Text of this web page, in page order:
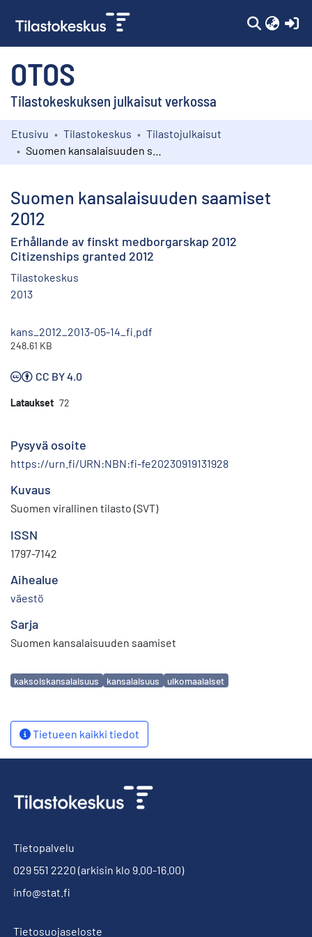
OTOS
Tilastokeskuksen julkaisut verkossa
Kokoelmat
Etusivu Tilastokeskus
Tilastojulkaisut
Suomen kansalaisuuden saamiset
2012
Erhållande av finskt medborgarskap 2012
Citizenships granted 2012
Tilastokeskus
2013
kans_2012_2013-05-14_fi.pdf
248.61 KB
CC BY 4.0
Lataukset 72
Pysyvä osoite
https://urn.fi/URN:NBN:fi-fe20230919131928
Kuvaus
Suomen virallinen tilasto (SVT)
ISSN
1797-7142
Aihealue
väestö
Sarja
Suomen kansalaisuuden saamiset
Avainsanat
kaksoiskansalaisuus kansalaisuus ulkomaalaiset
Tietueen kaikki tiedot
Tietopalvelu
029 551 2220 (arkisin klo 9.00-16.00)
info@stat.fi
Tietosuojaseloste